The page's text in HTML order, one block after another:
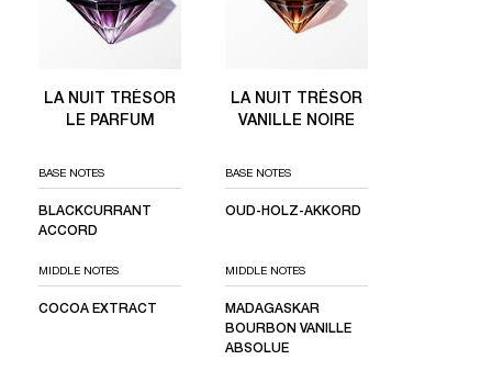
LA NUIT TRÉSOR
LE PARFUM
LA NUIT TRÉSOR
VANILLE NOIRE
BASE NOTES
BLACKCURRANT
ACCORD
BASE NOTES
OUD-HOLZ-AKKORD​
MIDDLE NOTES
COCOA EXTRACT
MIDDLE NOTES
MADAGASKAR
BOURBON VANILLE
ABSOLUE​